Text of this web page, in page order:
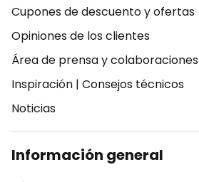
Cupones de descuento y ofertas
Opiniones de los clientes
Área de prensa y colaboraciones
Inspiración | Consejos técnicos
Noticias
Información general